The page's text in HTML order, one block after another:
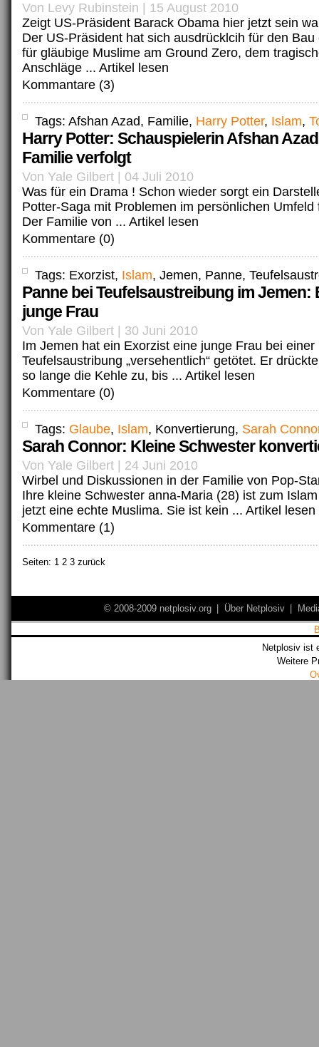
Von Levy Rubinstein | 15 August 2010
Zeigt US-Präsident Barack Obama hier jetzt sein
Der US-Präsident hat sich ausdrücklcih für den
für gläubige Muslime am Ground Zero, dem
Anschläge ... Artikel lesen
Kommantare (3)
Tags: Afshan Azad, Familie, Harry Potter, Islam,
Harry Potter: Schauspielerin Afshan
Familie verfolgt
Von Yale Gilbert | 04 Juli 2010
Was für ein Drama ! Schon wieder sorgt ein
Potter-Saga mit Problemen im persönlichen Umfeld
Der Familie von ... Artikel lesen
Kommentare (0)
Tags: Exorzist, Islam, Jemen, Panne,
Panne bei Teufelsaustreibung im Jemen:
junge Frau
Von Yale Gilbert | 30 Juni 2010
Im Jemen hat ein Exorzist eine junge Frau bei einer
Teufelsaustribung „versehentlich“ getötet. Er
so lange die Kehle zu, bis ... Artikel lesen
Kommentare (0)
Tags: Glaube, Islam, Konvertierung, Sarah
Sarah Connor: Kleine Schwester
Von Yale Gilbert | 24 Juni 2010
Wirbel und Diskussionen in der Familie von Pop-
Ihre kleine Schwester anna-Maria (28) ist zum
jetzt eine echte Muslima. Sie ist kein ... Artikel lesen
Kommentare (1)
Seiten: 1 2 3 zurück
© 2008-2009 netplosiv.org Über Netplosiv
Netplosiv ist
Weitere